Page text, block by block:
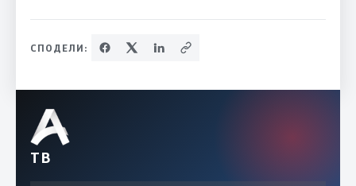
СПОДЕЛИ:
ТВ